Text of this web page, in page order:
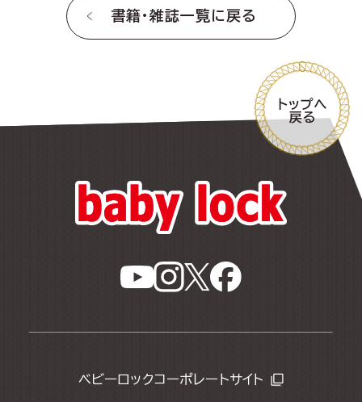
書籍・雑誌一覧に戻る
ベビーロックコーポレートサイト